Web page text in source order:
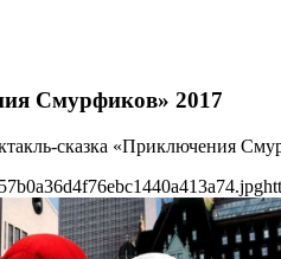
Смурфиков» 2017
сказка «Приключения